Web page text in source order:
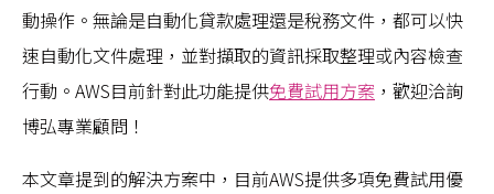
動操作。無論是自動化貸款處理還是稅務文件，都可以快
速自動化文件處理，並對擷取的資訊採取整理或內容檢查
行動。AWS目前針對此功能提供免費試用方案 ，歡迎洽詢
博弘專業顧問！
本文章提到的解決方案中，目前AWS提供多項免費試用優